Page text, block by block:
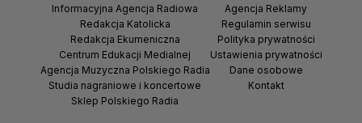
Informacyjna Agencja Radiowa
Redakcja Katolicka
Redakcja Ekumeniczna
Centrum Edukacji Medialnej
Agencja Muzyczna Polskiego Radia
Studia nagraniowe i koncertowe
Sklep Polskiego Radia
Agencja Reklamy
Regulamin serwisu
Polityka prywatności
Ustawienia prywatności
Dane osobowe
Kontakt